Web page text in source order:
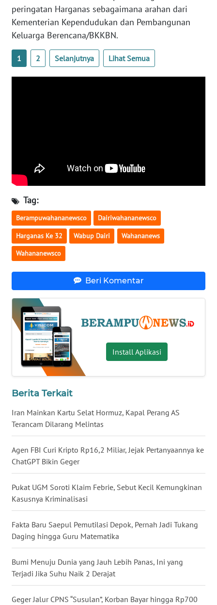
peringatan Harganas sebagaimana arahan dari
Kementerian Kependudukan dan Pembangunan
Keluarga Berencana/BKKBN.
1 2 Selanjutnya Lihat Semua
Tag:
Berampuwahananewsco Dairiwahananewsco
Harganas Ke 32 Wabup Dairi Wahananews
Wahananewsco
Beri Komentar
Install Aplikasi
Berita Terkait
Iran Mainkan Kartu Selat Hormuz, Kapal Perang AS
Terancam Dilarang Melintas
Agen FBI Curi Kripto Rp16,2 Miliar, Jejak Pertanyaannya ke
ChatGPT Bikin Geger
Pukat UGM Soroti Klaim Febrie, Sebut Kecil Kemungkinan
Kasusnya Kriminalisasi
Fakta Baru Saepul Pemutilasi Depok, Pernah Jadi Tukang
Daging hingga Guru Matematika
Bumi Menuju Dunia yang Jauh Lebih Panas, Ini yang
Terjadi Jika Suhu Naik 2 Derajat
Geger Jalur CPNS “Susulan”, Korban Bayar hingga Rp700
JATENG
NUSANTARA
WN
JOGJA
WN
KALBAR
WN
KALTENG
WN
KALTARA
KALSEL
WN
KALTIM
WN
SULSEL
WN
GORONTALO
WN
SULUT
WN
MALUKU
WN
WN
DAIRI
DANAU